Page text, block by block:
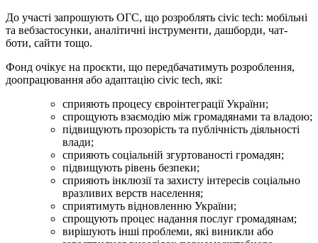
До участі запрошують ОГС, що розроблять civic tech: мобільні
та вебзастосунки, аналітичні інструменти, дашборди, чат-
боти, сайти тощо.
Фонд очікує на проєкти, що передбачатимуть розроблення,
доопрацювання або адаптацію civic tech, які:
сприяють процесу євроінтеграції України;
спрощують взаємодію між громадянами та владою;
підвищують прозорість та публічність діяльності
влади;
сприяють соціальній згуртованості громадян;
підвищують рівень безпеки;
сприяють інклюзії та захисту інтересів соціально
вразливих верств населення;
сприятимуть відновленню України;
спрощують процес надання послуг громадянам;
вирішують інші проблеми, які виникли або